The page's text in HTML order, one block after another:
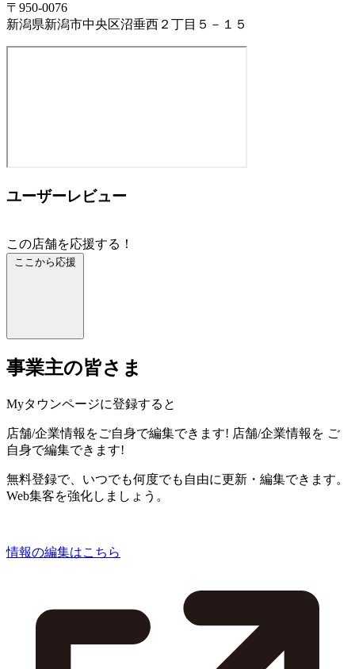
〒950-0076
新潟県新潟市中央区沼垂西２丁目５－１５
ユーザーレビュー
この店舗を応援する！
ここから応援
事業主の皆さま
Myタウンページに登録すると
店舗/企業情報をご自身で編集できます! 店舗/企業情報を ご
自身で編集できます!
無料登録で、いつでも何度でも自由に更新・編集できます。
Web集客を強化しましょう。
情報の編集はこちら